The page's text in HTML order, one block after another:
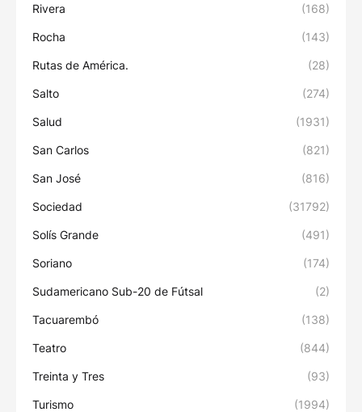
Rivera (168)
Rocha (143)
Rutas de América. (28)
Salto (274)
Salud (1931)
San Carlos (821)
San José (816)
Sociedad (31792)
Solís Grande (491)
Soriano (174)
Sudamericano Sub-20 de Fútsal (2)
Tacuarembó (138)
Teatro (844)
Treinta y Tres (93)
Turismo (1994)